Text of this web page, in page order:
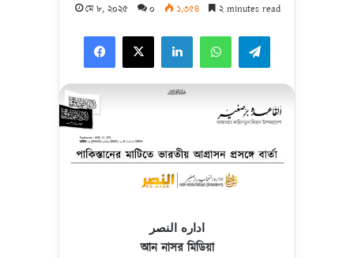
মে ৮, ২০২৫ ০ ১,৩৫৪ ২ minutes read
اداره النصر
আন নাসর মিডিয়া